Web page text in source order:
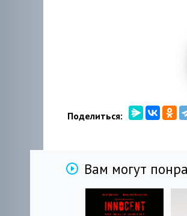
Поделиться:
Вам могут